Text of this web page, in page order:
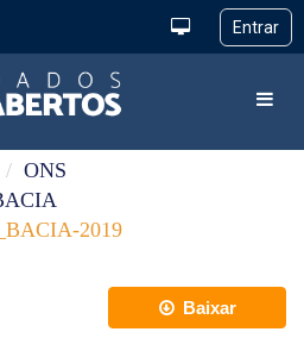
ONS
2019
Baixar